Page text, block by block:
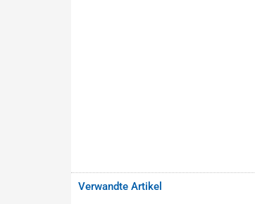
Verwandte Artikel